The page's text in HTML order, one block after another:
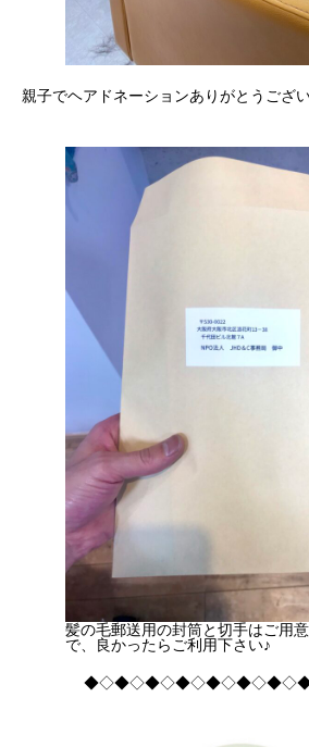
親子でヘアドネーションありがとうござ
髪の毛郵送用の封筒と切手はご用
で、良かったらご利用下さい♪